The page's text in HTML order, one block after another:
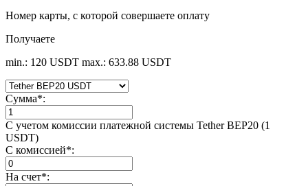
Номер карты, с которой совершаете оплату
Получаете
min.: 120 USDT max.: 633.88 USDT
Сумма*:
С учетом комиссии платежной системы Tether BEP20 (1
USDT)
С комиссией*:
На счет*: